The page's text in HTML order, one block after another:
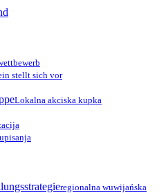
stellt sich vor
Lokalna akciska kupka
regionalna wuwijańska